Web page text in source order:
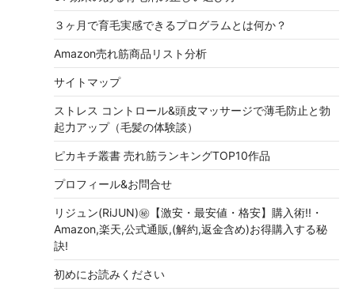
３ヶ月で育毛実感できるプログラムとは何か？
Amazon売れ筋商品リスト分析
サイトマップ
ストレス コントロール&頭皮マッサージで薄毛防止と勃
起力アップ（毛髪の体験談）
ピカキチ叢書 売れ筋ランキングTOP10作品
プロフィール&お問合せ
リジュン(RiJUN)㊙【激安・最安値・格安】購入術!!・
Amazon,楽天,公式通販,(解約,返金含め)お得購入する秘
訣!
初めにお読みください